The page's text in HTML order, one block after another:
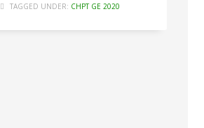
TAGGED UNDER: CHPT GE 2020